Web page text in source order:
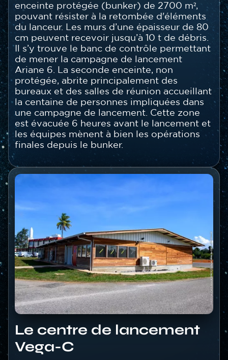
enceinte protégée (bunker) de 2700 m²,
pouvant résister à la retombée d'éléments
du lanceur. Les murs d’une épaisseur de 80
cm peuvent recevoir jusqu’à 10 t de débris.
Il s’y trouve le banc de contrôle permettant
de mener la campagne de lancement
Ariane 6. La seconde enceinte, non
protégée, abrite principalement des
bureaux et des salles de réunion accueillant
la centaine de personnes impliquées dans
une campagne de lancement. Cette zone
est évacuée 6 heures avant le lancement et
les équipes mènent à bien les opérations
finales depuis le bunker.
Image
Image
Titre
brut
Le centre de lancement
Vega-C